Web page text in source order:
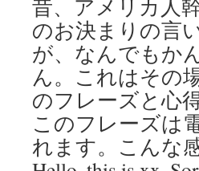
昔、アメリカ人
のお決まりの言
が、なんでもか
ん。これはその
のフレーズと心
このフレーズは
れます。こんな